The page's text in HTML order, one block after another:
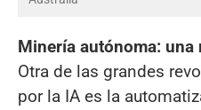
Minería autónoma:
Otra de las grandes
por la IA es la